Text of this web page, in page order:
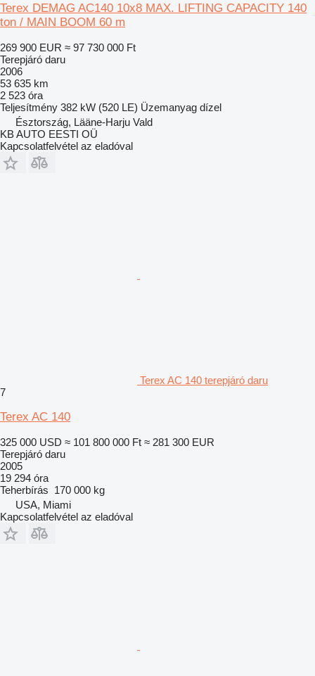
Terex DEMAG AC140 10x8 MAX. LIFTING CAPACITY 140
ton / MAIN BOOM 60 m
269 900 EUR ≈ 97 730 000 Ft
Terepjáró daru
2006
53 635 km
2 523 óra
Teljesítmény 382 kW (520 LE) Üzemanyag dízel
Észtország, Lääne-Harju Vald
KB AUTO EESTI OÜ
Kapcsolatfelvétel az eladóval
Terex AC 140 terepjáró daru
7
Terex AC 140
325 000 USD ≈ 101 800 000 Ft ≈ 281 300 EUR
Terepjáró daru
2005
19 294 óra
Teherbírás 170 000 kg
USA, Miami
Kapcsolatfelvétel az eladóval